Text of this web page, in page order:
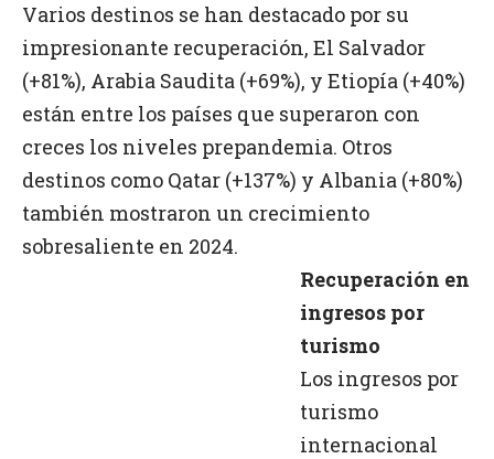
Varios destinos se han destacado por su
impresionante recuperación, El Salvador
(+81%), Arabia Saudita (+69%), y Etiopía (+40%)
están entre los países que superaron con
creces los niveles prepandemia. Otros
destinos como Qatar (+137%) y Albania (+80%)
también mostraron un crecimiento
sobresaliente en 2024.
Recuperación en
ingresos por
turismo
Los ingresos por
turismo
internacional